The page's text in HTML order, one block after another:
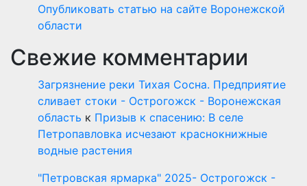
Опубликовать статью на сайте Воронежской
области
Свежие комментарии
Загрязнение реки Тихая Сосна. Предприятие
сливает стоки - Острогожск - Воронежская
область к Призыв к спасению: В селе
Петропавловка исчезают краснокнижные
водные растения
"Петровская ярмарка" 2025- Острогожск -